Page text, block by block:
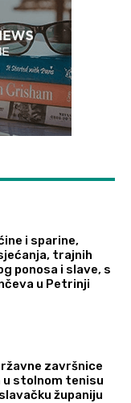
i sparine,
trajnih
ponosa i slave, s
u Petrinji
završnice
stolnom tenisu
županiju